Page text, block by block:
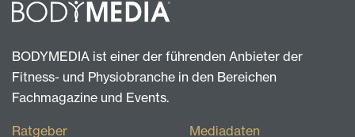
BODYMEDIA ist einer der führenden Anbieter der
Fitness- und Physiobranche in den Bereichen
Fachmagazine und Events.
Ratgeber Mediadaten